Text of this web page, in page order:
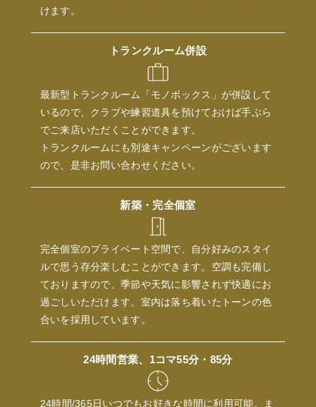
けます。
トランクルーム併設
最新型トランクルーム「モノボックス」が併設して
いるので、クラブや練習道具を預けておけば手ぶら
でご来店いただくことができます。
トランクルームにも別途キャンペーンがございます
ので、是非お問い合わせください。
新築・完全個室
完全個室のプライベート空間で、自分好みのスタイ
ルで思う存分楽しむことができます。空調も完備し
ておりますので、季節や天気に影響されず快適にお
過ごしいただけます。室内は落ち着いたトーンの色
合いを採用しています。
24時間営業、1コマ55分・85分
24時間/365日いつでもお好きな時間に利用可能。ま